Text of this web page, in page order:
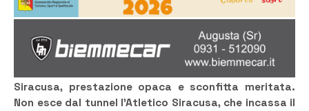
Siracusa, prestazione opaca e sconfitta meritata.
Non esce dal tunnel l’Atletico Siracusa, che incassa il